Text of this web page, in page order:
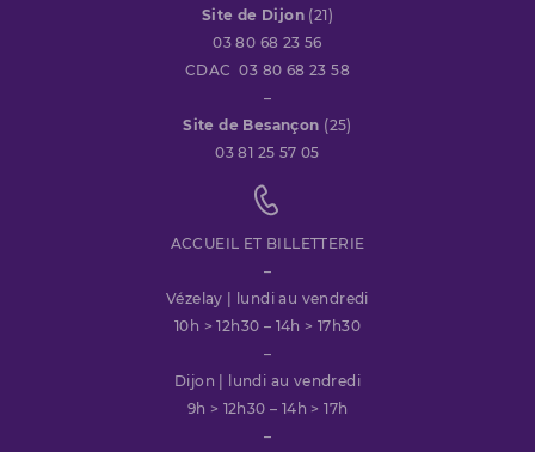
Site de Dijon (21)
03 80 68 23 56
CDAC 03 80 68 23 58
–
Site de Besançon (25)
03 81 25 57 05
ACCUEIL ET BILLETTERIE
–
Vézelay | lundi au vendredi
10h > 12h30 – 14h > 17h30
–
Dijon | lundi au vendredi
9h > 12h30 – 14h > 17h
–